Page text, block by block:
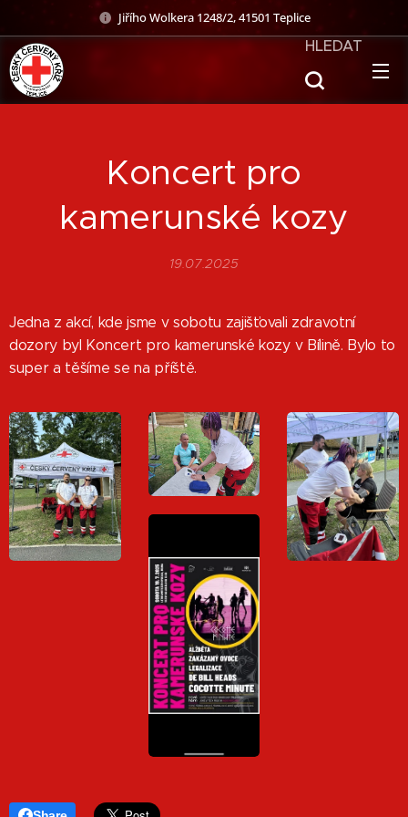
Jiřího Wolkera 1248/2, 41501 Teplice
HLEDAT
Koncert pro
kamerunské kozy
19.07.2025
Jedna z akcí, kde jsme v sobotu zajišťovali zdravotní
dozory byl Koncert pro kamerunské kozy v Bílině. Bylo to
super a těšíme se na příště.